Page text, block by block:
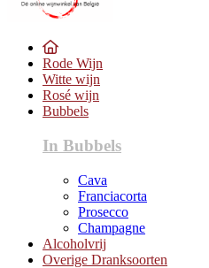
Rode Wijn
Witte wijn
Rosé wijn
Bubbels
In Bubbels
Cava
Franciacorta
Prosecco
Champagne
Alcoholvrij
Overige Dranksoorten